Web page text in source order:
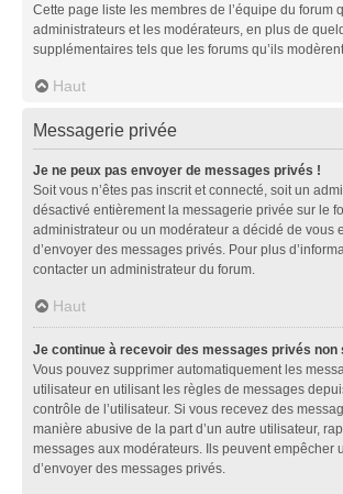
Cette page liste les membres de l’équipe du forum
administrateurs et les modérateurs, en plus de
supplémentaires tels que les forums qu’ils
Haut
Messagerie privée
Je ne peux pas envoyer de messages privés !
Soit vous n’êtes pas inscrit et connecté, soit un
désactivé entièrement la messagerie privée sur le
administrateur ou un modérateur a décidé de vous
d’envoyer des messages privés. Pour plus
contacter un administrateur du forum.
Haut
Je continue à recevoir des messages privés non
Vous pouvez supprimer automatiquement les
utilisateur en utilisant les règles de messages
contrôle de l’utilisateur. Si vous recevez des
manière abusive de la part d’un autre utilisateur,
messages aux modérateurs. Ils peuvent empêcher
d’envoyer des messages privés.